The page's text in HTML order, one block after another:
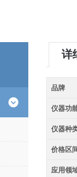
详
品牌
仪器功
仪器种
价格区
应用领